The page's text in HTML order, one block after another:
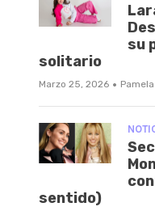
su
solitario
Marzo 25, 2026 ·
sentido)